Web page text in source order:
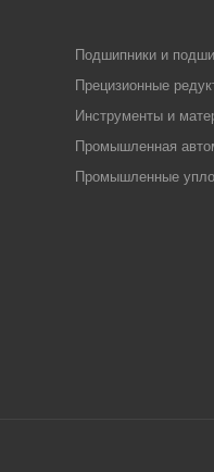
Подшипники и
Прецизионные
Инструменты и
Промышленная
Промышленные